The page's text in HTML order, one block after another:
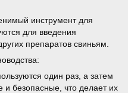
инструмент для
для введения
препаратов свиньям.
один раз, а затем
безопасные, что делает их